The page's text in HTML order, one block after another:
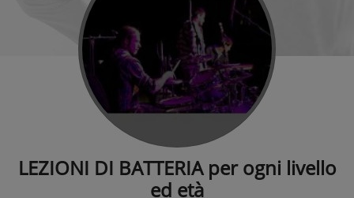
LEZIONI DI BATTERIA per ogni livello
ed età